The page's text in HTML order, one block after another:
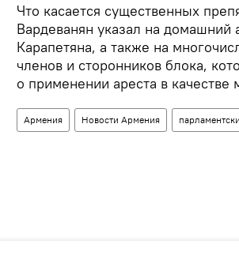
Что касается существенных
Вардеванян указал на домашний
Карапетяна, а также на
членов и сторонников блока,
о применении ареста в
Армения Новости Армения